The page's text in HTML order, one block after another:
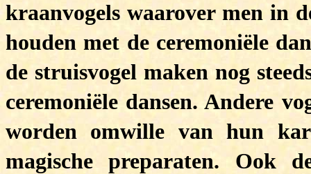
kraanvogels waarover men in
houden met de ceremoniële
de struisvogel maken nog
ceremoniële dansen. Andere
worden omwille van hun
magische preparaten. Ook